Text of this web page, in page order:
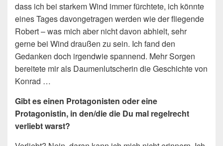
dass ich bei starkem Wind immer fürchtete, ich könnte
eines Tages davongetragen werden wie der fliegende
Robert – was mich aber nicht davon abhielt, sehr
gerne bei Wind draußen zu sein. Ich fand den
Gedanken doch irgendwie spannend. Mehr Sorgen
bereitete mir als Daumenlutscherin die Geschichte von
Konrad …
Gibt es einen Protagonisten oder eine
Protagonistin, in den/die die Du mal regelrecht
verliebt warst?